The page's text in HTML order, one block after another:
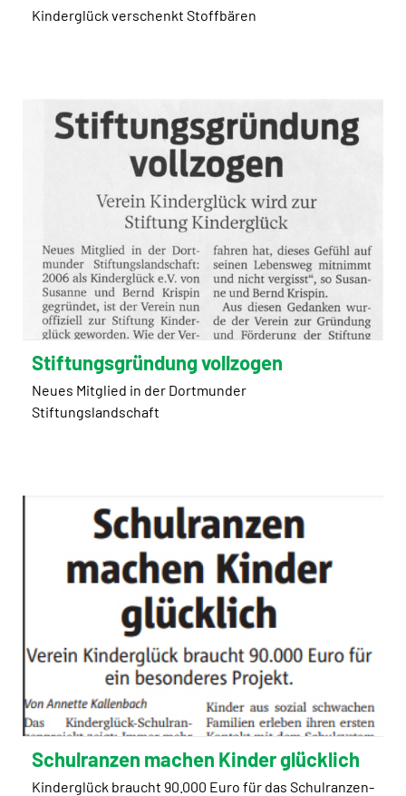
Kinderglück verschenkt Stoffbären
Stiftungsgründung vollzogen
Neues Mitglied in der Dortmunder
Stiftungslandschaft
Schulranzen machen Kinder glücklich
Kinderglück braucht 90.000 Euro für das Schulranzen-